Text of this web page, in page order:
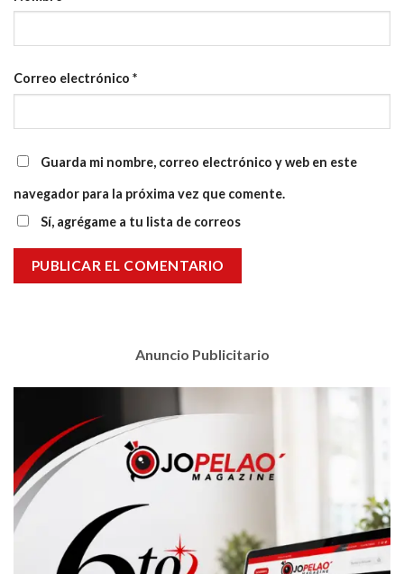
Correo electrónico *
Guarda mi nombre, correo electrónico y web en este
navegador para la próxima vez que comente.
Sí, agrégame a tu lista de correos
Anuncio Publicitario